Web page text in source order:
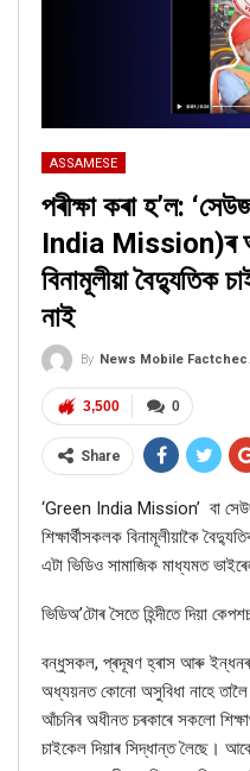
ASSAMESE
পৰীক্ষা কৰা হ’ল:
India Mission)ৰ
বিনামূলীয়া বৈদ্যুতিক
নাই
By News Mobile Factcheck Bureau
0
3,500
Share
‘Green India Mission’ বা
শিক্ষাৰ্থীসকলক বিনামূলীয়াকৈ
এটা ভিডিও সামাজিক মাধ্যমত
ভিডিঅ’টোৰ সৈতে হিন্দীতে দিয়া
বন্ধুসকল, প্ৰদূষণ হ্ৰাস আৰু
অধ্যয়নত কোনো অসুবিধা নাহে তালৈ
আঁচনিৰ অধীনত চৰকাৰে সকলো
চাইকেল দিয়াৰ সিদ্ধান্ত লৈছে।